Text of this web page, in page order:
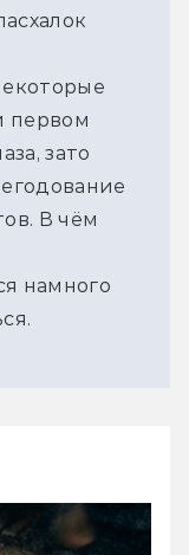
первом
зато
В чём
намного